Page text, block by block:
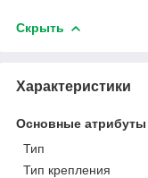
Скрыть
Характеристики
Основные атрибуты
Тип
Тип крепления